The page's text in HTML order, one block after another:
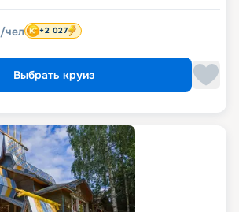
/чел +2 027
Выбрать круиз